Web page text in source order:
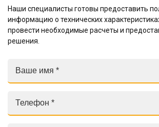
Наши специалисты готовы предоставить
информацию о технических
провести необходимые расчеты и
решения.